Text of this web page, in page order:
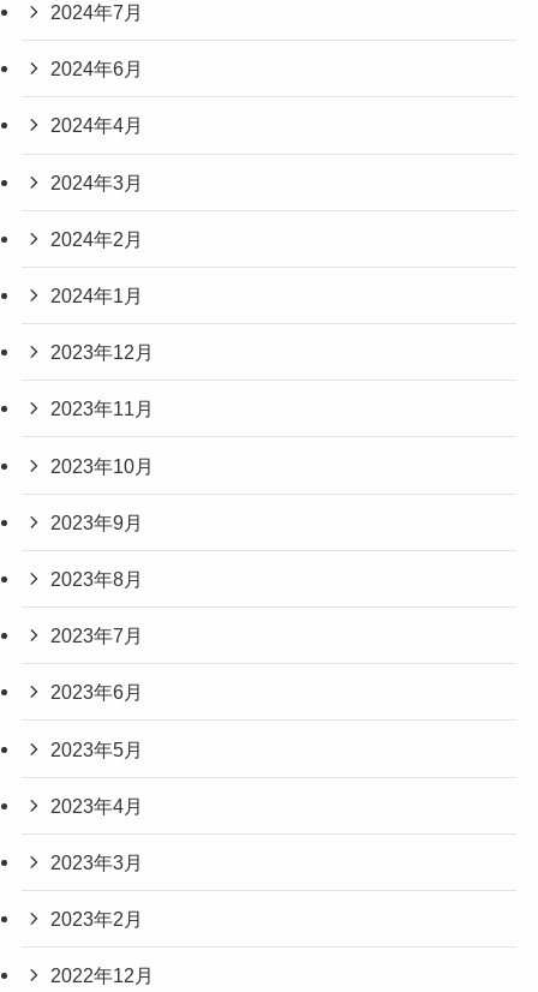
2024年7月
2024年6月
2024年4月
2024年3月
2024年2月
2024年1月
2023年12月
2023年11月
2023年10月
2023年9月
2023年8月
2023年7月
2023年6月
2023年5月
2023年4月
2023年3月
2023年2月
2022年12月